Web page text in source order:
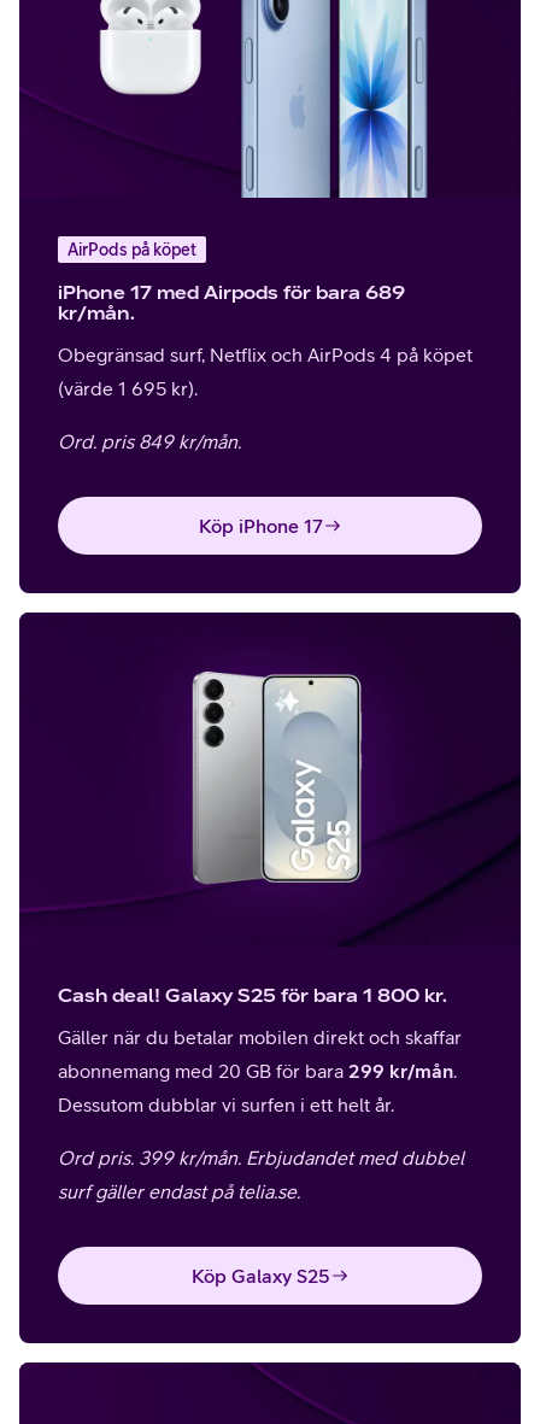
AirPods på köpet
iPhone 17 med Airpods för bara 689
kr/mån.
Obegränsad surf, Netflix och AirPods 4 på köpet
(värde 1 695 kr).
Ord. pris 849 kr/mån.
Köp iPhone 17
Cash deal! Galaxy S25 för bara 1 800 kr.
Gäller när du betalar mobilen direkt och skaffar
abonnemang med 20 GB för bara 299 kr/mån.
Dessutom dubblar vi surfen i ett helt år.
Ord pris. 399 kr/mån. Erbjudandet med dubbel
surf gäller endast på telia.se.
Köp Galaxy S25